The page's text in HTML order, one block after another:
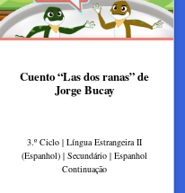
Cuento “Las dos ranas” de
Jorge Bucay
3.º Ciclo | Língua Estrangeira II
(Espanhol) | Secundário | Espanhol
Continuação